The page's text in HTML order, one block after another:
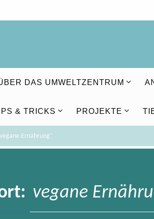
DAS UMWELTZENTRUM
& TRICKS PROJEKTE
Ernährung"
vegane